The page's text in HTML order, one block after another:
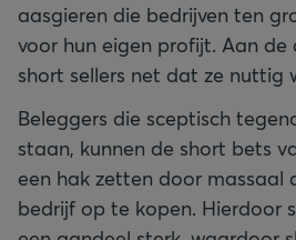
aasgieren die bedrijven ten
voor hun eigen profijt. Aan de
short sellers net dat ze nuttig
Beleggers die sceptisch
staan, kunnen de short bets
een hak zetten door massaal
bedrijf op te kopen. Hierdoor